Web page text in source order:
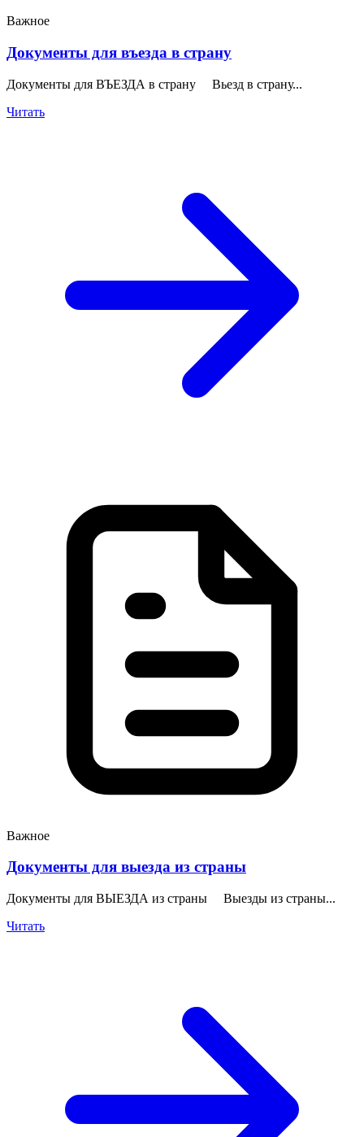
Важное
Документы для въезда в страну
Документы для ВЪЕЗДА в страну Вьезд в страну...
Читать
Важное
Документы для выезда из страны
Документы для ВЫЕЗДА из страны Выезды из страны...
Читать